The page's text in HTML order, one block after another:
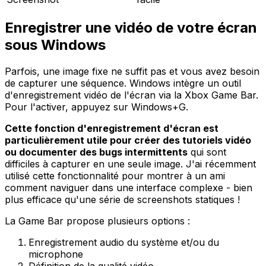
Enregistrer une vidéo de votre écran
sous Windows
Parfois, une image fixe ne suffit pas et vous avez besoin
de capturer une séquence. Windows intègre un outil
d'enregistrement vidéo de l'écran via la Xbox Game Bar.
Pour l'activer, appuyez sur Windows+G.
Cette fonction d'enregistrement d'écran est
particulièrement utile pour créer des tutoriels vidéo
ou documenter des bugs intermittents qui sont
difficiles à capturer en une seule image. J'ai récemment
utilisé cette fonctionnalité pour montrer à un ami
comment naviguer dans une interface complexe - bien
plus efficace qu'une série de screenshots statiques !
La Game Bar propose plusieurs options :
Enregistrement audio du système et/ou du
microphone